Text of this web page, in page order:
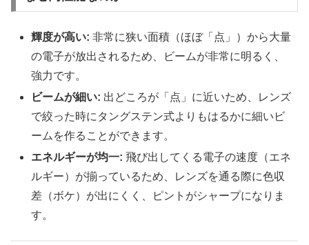
輝度が高い: 非常に狭い面積（ほぼ「点」）から大量
の電子が放出されるため、ビームが非常に明るく、
強力です。
ビームが細い: 出どころが「点」に近いため、レンズ
で絞った時にタングステン式よりもはるかに細いビ
ームを作ることができます。
エネルギーが均一: 飛び出してくる電子の速度（エネ
ルギー）が揃っているため、レンズを通る際に色収
差（ボケ）が出にくく、ピントがシャープになりま
す。